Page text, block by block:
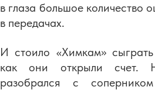
в глаза большое количество
в передачах.
И стоило «Химкам» сыграть
как они открыли счет.
разобрался с